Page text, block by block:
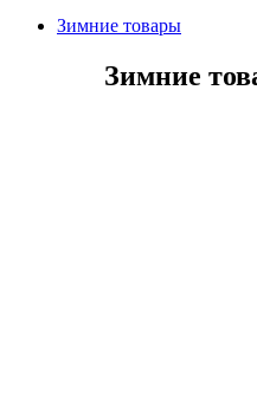
Зимние товары
Зимние